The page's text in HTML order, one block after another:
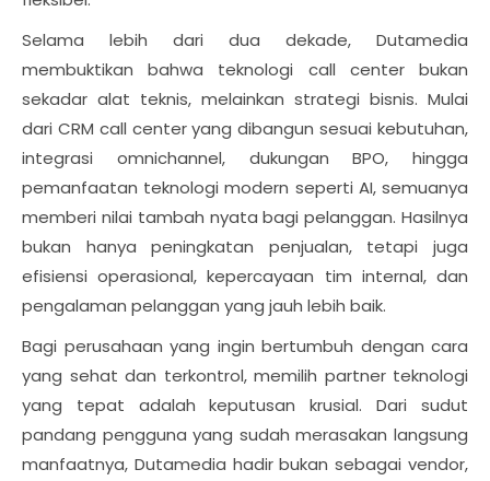
Selama lebih dari dua dekade, Dutamedia
membuktikan bahwa teknologi call center bukan
sekadar alat teknis, melainkan strategi bisnis. Mulai
dari CRM call center yang dibangun sesuai kebutuhan,
integrasi omnichannel, dukungan BPO, hingga
pemanfaatan teknologi modern seperti AI, semuanya
memberi nilai tambah nyata bagi pelanggan. Hasilnya
bukan hanya peningkatan penjualan, tetapi juga
efisiensi operasional, kepercayaan tim internal, dan
pengalaman pelanggan yang jauh lebih baik.
Bagi perusahaan yang ingin bertumbuh dengan cara
yang sehat dan terkontrol, memilih partner teknologi
yang tepat adalah keputusan krusial. Dari sudut
pandang pengguna yang sudah merasakan langsung
manfaatnya, Dutamedia hadir bukan sebagai vendor,